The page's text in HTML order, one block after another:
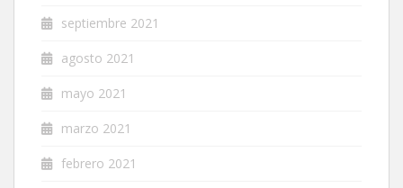
septiembre 2021
agosto 2021
mayo 2021
marzo 2021
febrero 2021